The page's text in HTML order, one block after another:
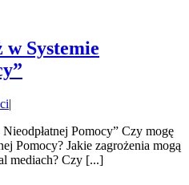
w Systemie
|
Pomocy” Czy mogę
Pomocy? Jakie zagrożenia mogą
mediach? Czy [...]